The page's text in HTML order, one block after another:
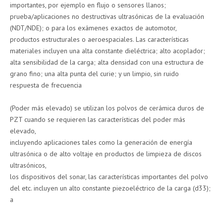
importantes, por ejemplo en flujo o sensores llanos;
prueba/aplicaciones no destructivas ultrasónicas de la evaluación
(NDT/NDE); o para los exámenes exactos de automotor,
productos estructurales o aeroespaciales. Las características
materiales incluyen una alta constante dieléctrica; alto acoplador;
alta sensibilidad de la carga; alta densidad con una estructura de
grano fino; una alta punta del curie; y un limpio, sin ruido
respuesta de frecuencia
(Poder más elevado) se utilizan los polvos de cerámica duros de
PZT cuando se requieren las características del poder más
elevado,
incluyendo aplicaciones tales como la generación de energía
ultrasónica o de alto voltaje en productos de limpieza de discos
ultrasónicos,
los dispositivos del sonar, las características importantes del polvo
del etc. incluyen un alto constante piezoeléctrico de la carga (d33);
a